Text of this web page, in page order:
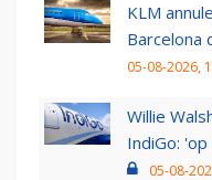
KLM
Barcelona
05-08-2026,
Willie
IndiGo:
05-08-